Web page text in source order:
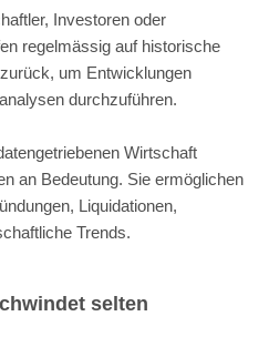
Investoren oder
regelmässig auf historische
um Entwicklungen
durchzuführen.
Wirtschaft
an Bedeutung. Sie ermöglichen
Liquidationen,
Trends.
selten